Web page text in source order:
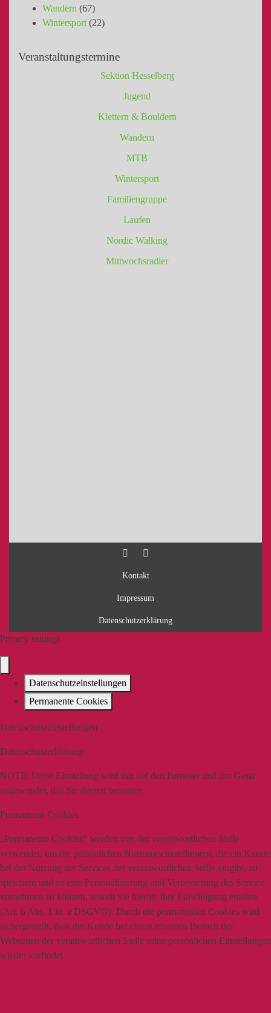
Wandern (67)
Wintersport(22)
Veranstaltungstermine
Sektion Hesselberg
Jugend
Klettern & Bouldern
Wandern
MTB
Wintersport
Familiengruppe
Laufen
Nordic Walking
Mittwochsradler
Kontakt
Impressum
Datenschutzerklärung
Privacy settings
Datenschutzeinstellungen
Permanente Cookies
Datenschutzeinstellungen
Datenschutzerklärung
NOTE: Diese Einstellung wird nur auf den Browser und das Gerät
angewendet, das Sie derzeit benutzen.
Permanente Cookies
„Permanente Cookies“ werden von der verantwortlichen Stelle
verwendet, um die persönlichen Nutzungseinstellungen, die ein Kunde
bei der Nutzung der Services der verantwortlichen Stelle eingibt, zu
speichern und so eine Personalisierung und Verbesserung des Service
vornehmen zu können, soweit Sie hierfür Ihre Einwilligung erteilen
(Art. 6 Abs. 1 lit. a DSGVO). Durch die permanenten Cookies wird
sichergestellt, dass der Kunde bei einem erneuten Besuch der
Webseiten der verantwortlichen Stelle seine persönlichen Einstellungen
wieder vorfindet.